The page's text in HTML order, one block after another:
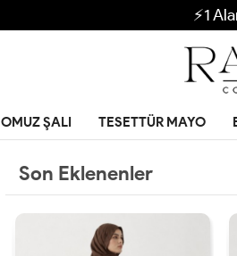
⚡1
OMUZ ŞALI TESETTÜR MAYO
Son Eklenenler